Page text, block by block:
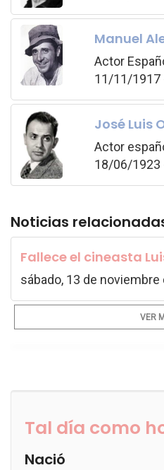
Manuel
Actor
11/11/1917
José Luis
Actor
18/06/1923
Noticias
Fallece el cineasta
sábado, 13 de noviembre
VER
Tal día como
Nació